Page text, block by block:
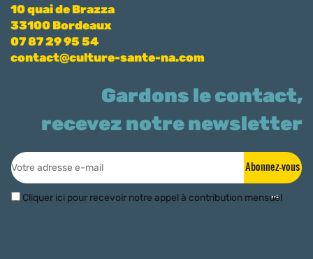
10 quai de Brazza
33100 Bordeaux
07 87 29 95 54
contact@culture-sante-na.com
Gardons le contact,
recevez notre newsletter
Abonnez-vous
Cliquer ici pour recevoir notre appel à contribution mensuel